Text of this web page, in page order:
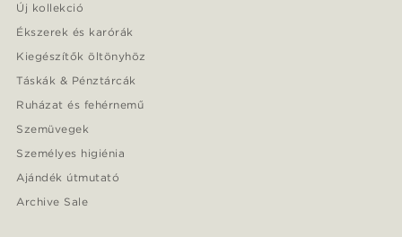
Új kollekció
Ékszerek és karórák
Kiegészítők öltönyhöz
Táskák & Pénztárcák
Ruházat és fehérnemű
Szemüvegek
Személyes higiénia
Ajándék útmutató
Archive Sale